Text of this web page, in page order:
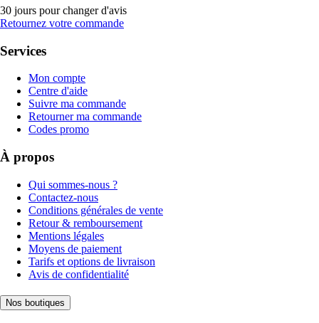
30 jours pour changer d'avis
Retournez votre commande
Services
Mon compte
Centre d'aide
Suivre ma commande
Retourner ma commande
Codes promo
À propos
Qui sommes-nous ?
Contactez-nous
Conditions générales de vente
Retour & remboursement
Mentions légales
Moyens de paiement
Tarifs et options de livraison
Avis de confidentialité
Nos boutiques